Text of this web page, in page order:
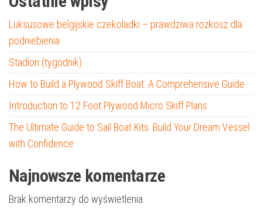
Luksusowe belgijskie czekoladki – prawdziwa rozkosz dla
podniebienia
Stadion (tygodnik)
How to Build a Plywood Skiff Boat: A Comprehensive Guide
Introduction to 12 Foot Plywood Micro Skiff Plans
The Ultimate Guide to Sail Boat Kits: Build Your Dream Vessel
with Confidence
Najnowsze komentarze
Brak komentarzy do wyświetlenia.